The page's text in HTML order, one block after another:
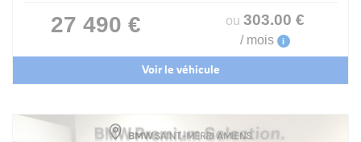
27 490 € ou 303.00 €
/ mois i
Voir le véhicule